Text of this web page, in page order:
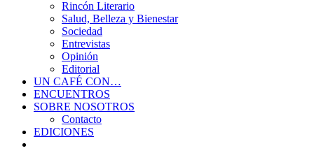
Rincón Literario
Salud, Belleza y Bienestar
Sociedad
Entrevistas
Opinión
Editorial
UN CAFÉ CON…
ENCUENTROS
SOBRE NOSOTROS
Contacto
EDICIONES